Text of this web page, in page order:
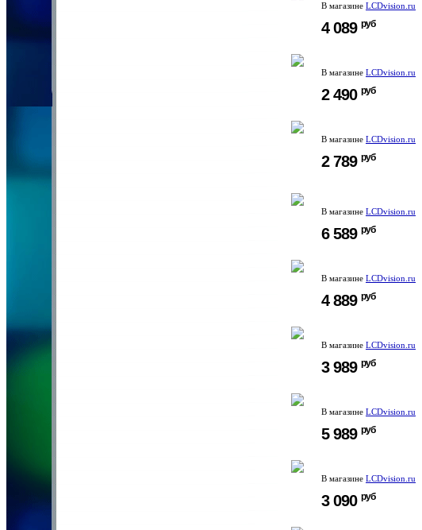
В магазине LCDvision.ru
4 089 руб
В магазине LCDvision.ru
2 490 руб
В магазине LCDvision.ru
2 789 руб
В магазине LCDvision.ru
6 589 руб
В магазине LCDvision.ru
4 889 руб
В магазине LCDvision.ru
3 989 руб
В магазине LCDvision.ru
5 989 руб
В магазине LCDvision.ru
3 090 руб